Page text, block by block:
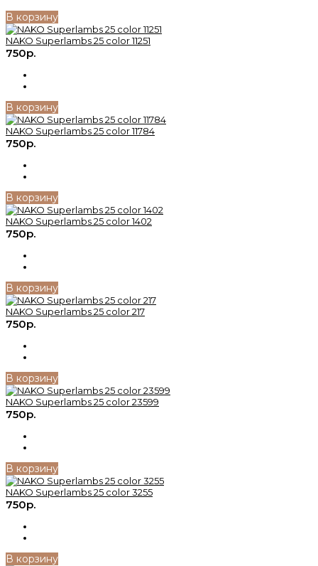
В корзину
NAKO Superlambs 25 color 11251
750р.
В корзину
NAKO Superlambs 25 color 11784
750р.
В корзину
NAKO Superlambs 25 color 1402
750р.
В корзину
NAKO Superlambs 25 color 217
750р.
В корзину
NAKO Superlambs 25 color 23599
750р.
В корзину
NAKO Superlambs 25 color 3255
750р.
В корзину